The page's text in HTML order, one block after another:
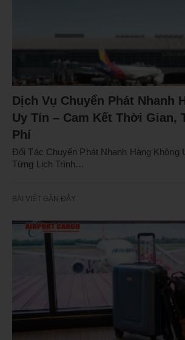
Dịch Vụ Chuyển Phát Nhanh
Uy Tín – Cam Kết Thời Gian,
Phí
Đối Tác Chuyển Phát Nhanh Hàng Không
Từng Lịch Trình…
BÀI VIẾT GẦN ĐÂY